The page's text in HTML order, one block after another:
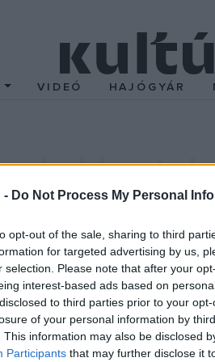
- Do Not Process My Personal
opt-out of the sale, sharing to third
for targeted advertising by us,
selection. Please note that after your
interest-based ads based on
to third parties prior to your
of your personal information by
This information may also be disclosed
Participants that may further disclose it
VIDEÓ HAJÓGYÁR
bukkantak
bárkára véletlenül bukkantak rá
a Texasi Egyetem szakértőivel
ez az első teljesen épen
az ősi bárkaépítés és a Hufu-